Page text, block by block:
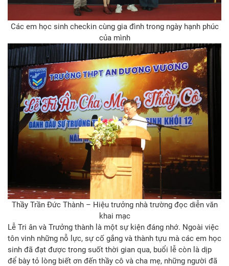
Các em học sinh checkin cùng gia đình trong ngày hạnh phúc
của mình
Thầy Trần Đức Thành – Hiệu trưởng nhà trường đọc diễn văn
khai mạc
Lễ Tri ân và Trưởng thành là một sự kiện đáng nhớ. Ngoài việc
tôn vinh những nỗ lực, sự cố gắng và thành tựu mà các em học
sinh đã đạt được trong suốt thời gian qua, buổi lễ còn là dịp
để bày tỏ lòng biết ơn đến thầy cô và cha mẹ, những người đã